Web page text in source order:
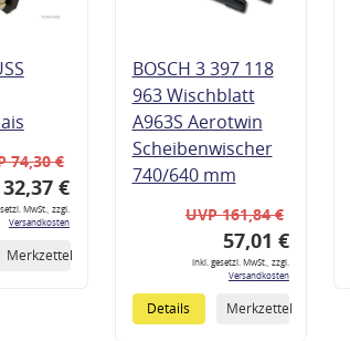
74,30 €
32,37 €
MwSt., zzgl.
Versandkosten
Merkzettel
BOSCH 3 397 118
963 Wischblatt
A963S Aerotwin
Scheibenwischer
740/640 mm
UVP 161,84 €
57,01 €
inkl. gesetzl. MwSt., zzgl.
Versandkosten
Details Merkzettel